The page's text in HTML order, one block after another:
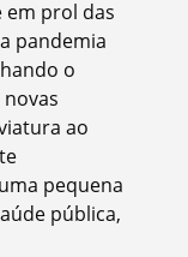
em prol das
pandemia
o
ao
pequena
pública,